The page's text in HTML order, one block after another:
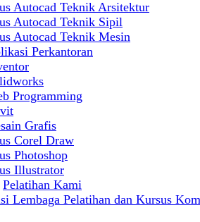
Autocad Teknik Arsitektur
Autocad Teknik Sipil
Autocad Teknik Mesin
Perkantoran
Programming
Grafis
Corel Draw
Photoshop
Illustrator
Pelatihan Kami
Lembaga Pelatihan dan Kursus